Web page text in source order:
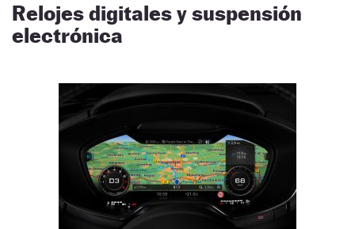
Relojes digitales y suspensión
electrónica